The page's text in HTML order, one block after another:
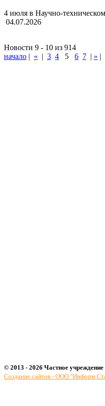
4 июля в Научно-
04.07.2026
Новости 9 - 10 из 914
начало | « | 3 4 5 6 7 | » |
© 2013 - 2026 Частное
Создание сайтов - ООО "Информ